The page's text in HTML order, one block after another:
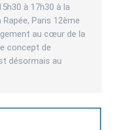
à 17h30 à la
Rapée, Paris 12ème
au cœur de la
concept de
désormais au